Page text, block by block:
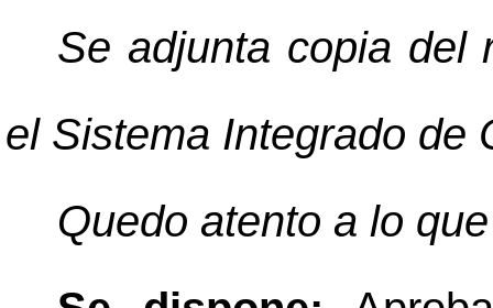
Se adjunta copia del
el Sistema Integrado de
Quedo atento a lo